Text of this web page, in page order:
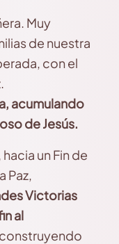
Muy
de nuestra
con el
acumulando
de Jesús.
un Fin de
Paz,
Victorias
al